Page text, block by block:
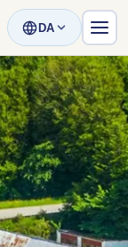
DA